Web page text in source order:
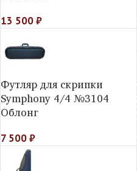
13 500₽
Футляр для скрипки
Symphony 4/4 №3104
Облонг
7 500₽